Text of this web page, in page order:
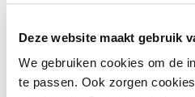
Deze website maakt gebruik
We gebruiken cookies om de
te passen. Ook zorgen
Onze partner GGD Fryslân
coördinator van de Supranet-